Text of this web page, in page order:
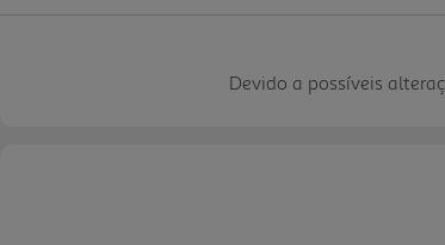
Devido a possíveis